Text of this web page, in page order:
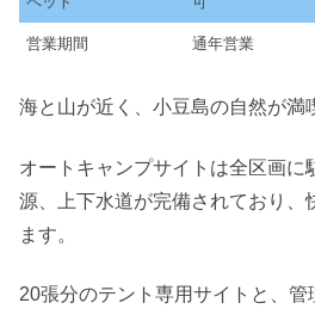
営業期間 通年営業
海と山が近く、小豆島の自然が満
オートキャンプサイトは全区画に
源、上下水道が完備されており、
ます。
20張分のテント専用サイトと、管